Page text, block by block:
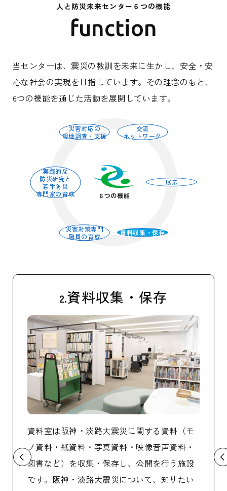
人と防災未来センター６つの機能
function
当センターは、震災の教訓を未来に生かし、安全・安
心な社会の実現を目指しています。その理念のもと、
6つの機能を通じた活動を展開しています。
展示
資料収集・保存
災害対策専門
職員の育成
実践的な
防災研究と
若手防災
専門家の育成
災害対応の
現地調査・支援
交流
ネットワーク
料・
施設
災害対策専門職員の育成
阪神・淡路大震災の経験を具体的に伝えると
ともに、最新の研究成果を踏まえ、災害文化
と災害文明に関する実践的知識や技術を体系
的・総合的に提供することにより、地方自治
阪神
と教